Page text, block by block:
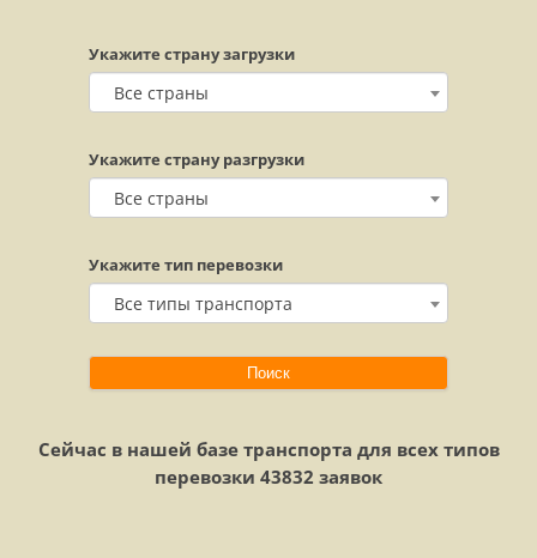
Укажите страну загрузки
Все страны
Укажите страну разгрузки
Все страны
Укажите тип перевозки
Все типы транспорта
Сейчас в нашей базе транспорта для всех типов
перевозки 43832 заявок